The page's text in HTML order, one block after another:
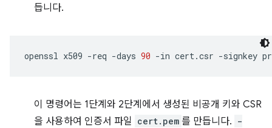
듭니다.
openssl x509 -req -days 90 -in cert.csr -signkey
이 명령어는 1단계와 2단계에서 생성된 비공개 키와 CSR
을 사용하여 인증서 파일 cert.pem 를 만듭니다. -